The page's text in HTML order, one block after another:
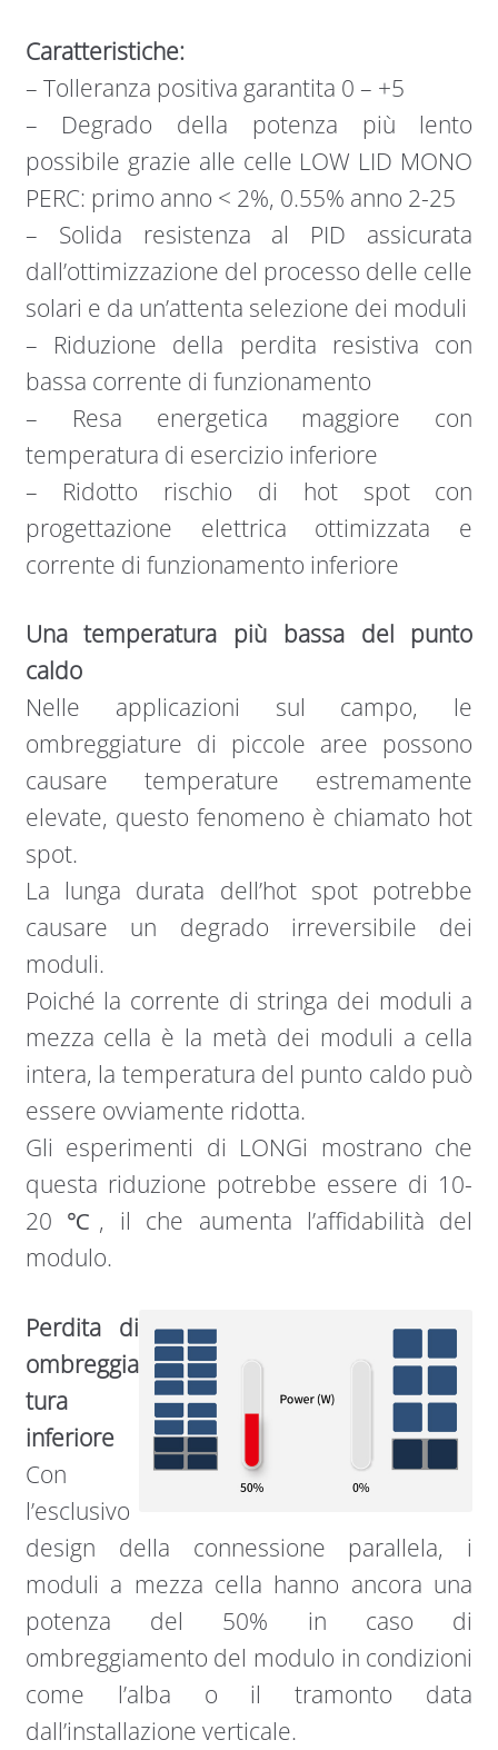
Caratteristiche:
– Tolleranza positiva garantita 0 – +5
– Degrado della potenza più lento
possibile grazie alle celle LOW LID MONO
PERC: primo anno < 2%, 0.55% anno 2-25
– Solida resistenza al PID assicurata
dall’ottimizzazione del processo delle celle
solari e da un’attenta selezione dei moduli
– Riduzione della perdita resistiva con
bassa corrente di funzionamento
– Resa energetica maggiore con
temperatura di esercizio inferiore
– Ridotto rischio di hot spot con
progettazione elettrica ottimizzata e
corrente di funzionamento inferiore​
Una temperatura più bassa del punto
caldo
Nelle applicazioni sul campo, le
ombreggiature di piccole aree possono
causare temperature estremamente
elevate, questo fenomeno è chiamato hot
spot.
La lunga durata dell’hot spot potrebbe
causare un degrado irreversibile dei
moduli.
Poiché la corrente di stringa dei moduli a
mezza cella è la metà dei moduli a cella
intera, la temperatura del punto caldo può
essere ovviamente ridotta.
Gli esperimenti di LONGi mostrano che
questa riduzione potrebbe essere di 10-
20 ℃, il che aumenta l’affidabilità del
modulo.
Perdita di
ombreggia
tura
inferiore
Con
l’esclusivo
design della connessione parallela, i
moduli a mezza cella hanno ancora una
potenza del 50% in caso di
ombreggiamento del modulo in condizioni
come l’alba o il tramonto data
dall’installazione verticale.